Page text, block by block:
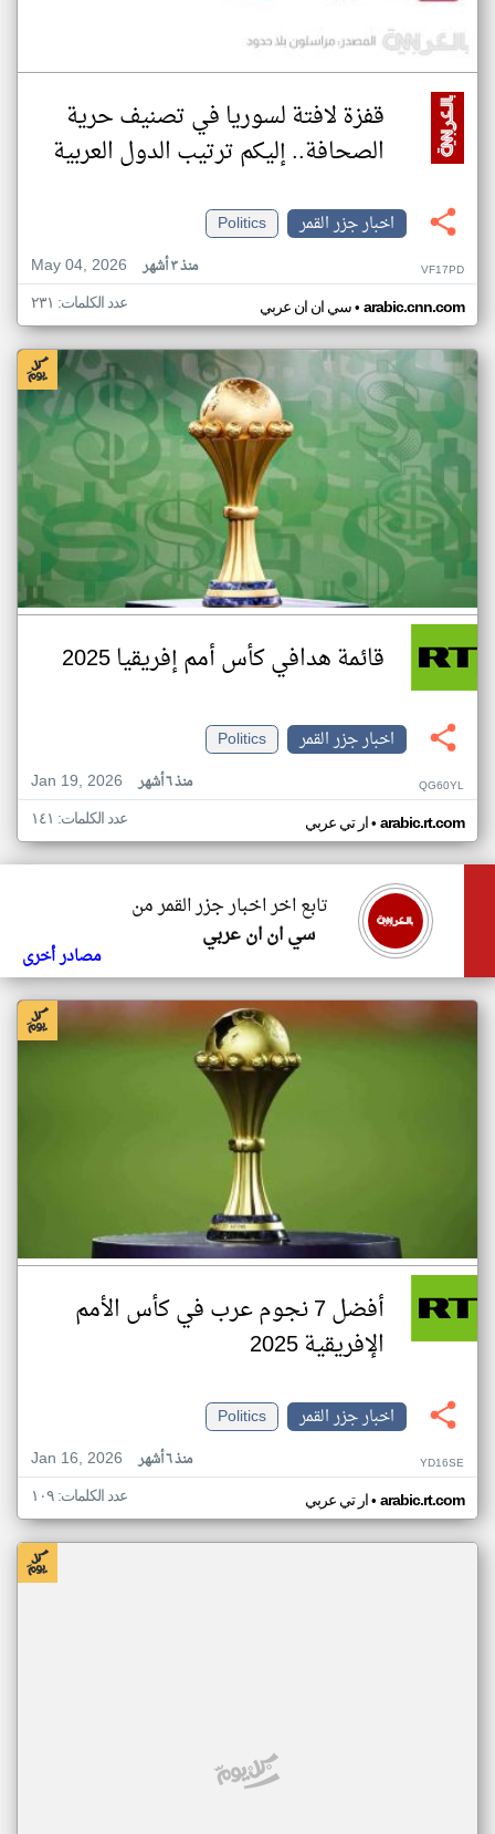
قفزة لافتة لسوريا في تصنيف حرية
الصحافة.. إليكم ترتيب الدول العربية
اخبار جزر القمر
Politics
May 04, 2026
منذ ٣ أشهر VF17PD
سي ان ان عربي• arabic.cnn.com عدد الكلمات: ٢٣١
قائمة هدافي كأس أمم إفريقيا 2025
اخبار جزر القمر
Politics
Jan 19, 2026
منذ ٦ أشهر QG60YL
ار تي عربي• arabic.rt.com عدد الكلمات: ١٤١
تابع اخر اخبار جزر القمر من
سي ان ان عربي
مصادر أخرى
أفضل 7 نجوم عرب في كأس الأمم
الإفريقية 2025
اخبار جزر القمر
Politics
Jan 16, 2026
منذ ٦ أشهر YD16SE
ار تي عربي• arabic.rt.com عدد الكلمات: ١٠٩